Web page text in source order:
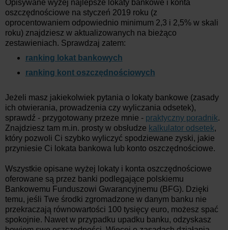
Opisywane wyżej najlepsze lokaty bankowe i konta
oszczędnościowe na styczeń 2019 roku (z
oprocentowaniem odpowiednio minimum 2,3 i 2,5% w skali
roku) znajdziesz w aktualizowanych na bieżąco
zestawieniach. Sprawdzaj zatem:
ranking lokat bankowych
ranking kont oszczędnościowych
Jeżeli masz jakiekolwiek pytania o lokaty bankowe (zasady
ich otwierania, prowadzenia czy wyliczania odsetek),
sprawdź - przygotowany przeze mnie - praktyczny poradnik.
Znajdziesz tam m.in. prosty w obsłudze kalkulator odsetek,
który pozwoli Ci szybko wyliczyć spodziewane zyski, jakie
przyniesie Ci lokata bankowa lub konto oszczędnościowe.
Wszystkie opisane wyżej lokaty i konta oszczędnościowe
oferowane są przez banki podlegające polskiemu
Bankowemu Funduszowi Gwarancyjnemu (BFG). Dzięki
temu, jeśli Twe środki zgromadzone w danym banku nie
przekraczają równowartości 100 tysięcy euro, możesz spać
spokojnie. Nawet w przypadku upadku banku, odzyskasz